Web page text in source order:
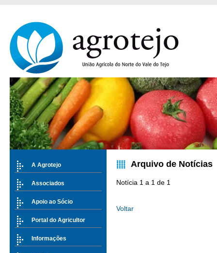
A Agrotejo
Associados
Apoio ao Sócio
Portal do Agricultor
Informações
Arquivo de Notícias
Notícia 1 a 1 de 1
Voltar